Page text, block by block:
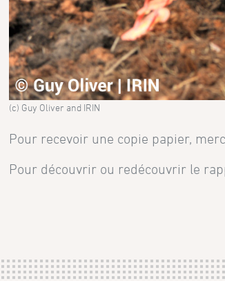
(c) Guy Oliver and IRIN
Pour recevoir une copie papier,
Pour découvrir ou redécouvrir le